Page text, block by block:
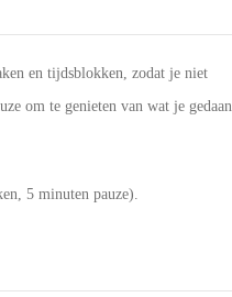
en tijdsblokken, zodat je niet
om te genieten van wat je gedaan
5 minuten pauze).